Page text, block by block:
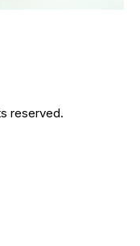
reserved.